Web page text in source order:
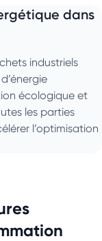
dans
industriels
écologique et
les parties
l’optimisation